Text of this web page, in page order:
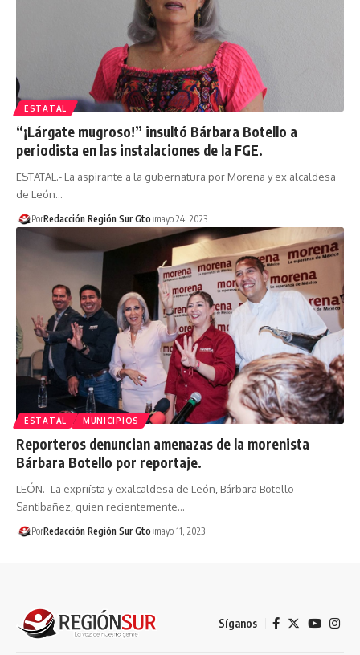
ESTATAL
“¡Lárgate mugroso!” insultó Bárbara Botello a
periodista en las instalaciones de la FGE.
ESTATAL.- La aspirante a la gubernatura por Morena y ex alcaldesa
de León…
PorRedacción Región Sur Gto mayo 24, 2023
ESTATAL MUNICIPIOS
Reporteros denuncian amenazas de la morenista
Bárbara Botello por reportaje.
LEÓN.- La expriísta y exalcaldesa de León, Bárbara Botello
Santibañez, quien recientemente…
PorRedacción Región Sur Gto mayo 11, 2023
Síganos